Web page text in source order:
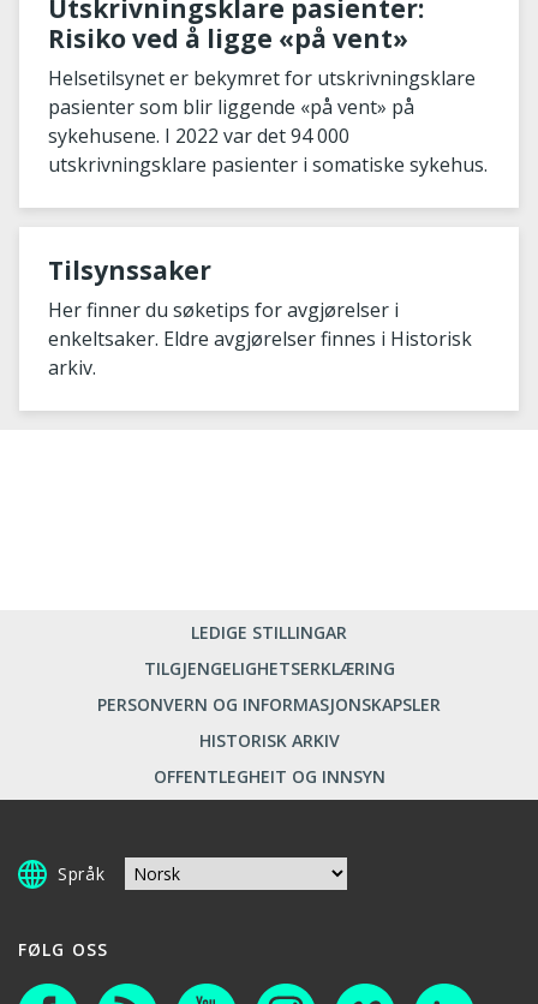
Utskrivningsklare pasienter:
Risiko ved å ligge «på vent»
Helsetilsynet er bekymret for utskrivningsklare
pasienter som blir liggende «på vent» på
sykehusene. I 2022 var det 94 000
utskrivningsklare pasienter i somatiske sykehus.
Tilsynssaker
Her finner du søketips for avgjørelser i
enkeltsaker. Eldre avgjørelser finnes i Historisk
arkiv.
LEDIGE STILLINGAR
TILGJENGELIGHETSERKLÆRING
PERSONVERN OG INFORMASJONSKAPSLER
HISTORISK ARKIV
OFFENTLEGHEIT OG INNSYN
Språk
FØLG OSS